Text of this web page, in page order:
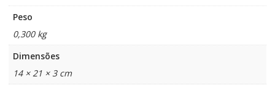
Peso
0,300 kg
Dimensões
14 × 21 × 3 cm